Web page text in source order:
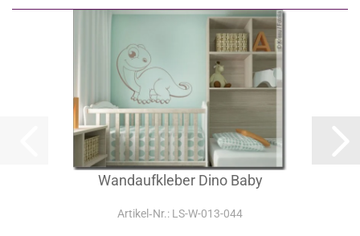
Wandaufkleber Dino Baby
Artikel‑Nr.: LS-W-013-044